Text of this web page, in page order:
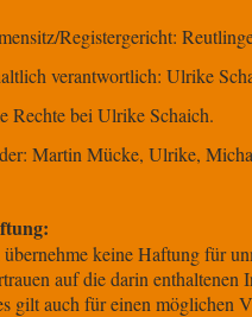
Registergericht:
verantwortlich: Ulrike
Rechte bei Ulrike Schaich.
Martin Mücke, Ulrike,
keine Haftung für
auf die darin enthaltenen
gilt auch für einen möglichen